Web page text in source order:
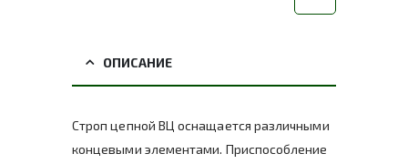
ОПИСАНИЕ
Строп цепной ВЦ оснащается различными
концевыми элементами. Приспособление